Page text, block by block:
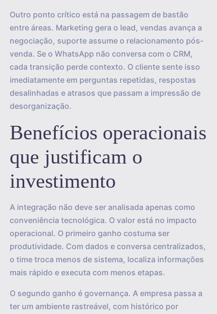
Outro ponto crítico está na passagem de bastão
entre áreas. Marketing gera o lead, vendas avança a
negociação, suporte assume o relacionamento pós-
venda. Se o WhatsApp não conversa com o CRM,
cada transição perde contexto. O cliente sente isso
imediatamente em perguntas repetidas, respostas
desalinhadas e atrasos que passam a impressão de
desorganização.
Benefícios operacionais
que justificam o
investimento
A integração não deve ser analisada apenas como
conveniência tecnológica. O valor está no impacto
operacional. O primeiro ganho costuma ser
produtividade. Com dados e conversa centralizados,
o time troca menos de sistema, localiza informações
mais rápido e executa com menos etapas.
O segundo ganho é governança. A empresa passa a
ter um ambiente rastreável, com histórico por